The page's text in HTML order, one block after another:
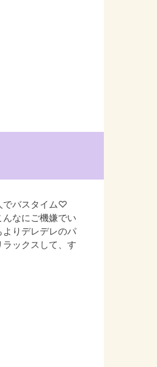
でバスタイム♡
なにご機嫌でい
りデレデレのパ
ックスして、す